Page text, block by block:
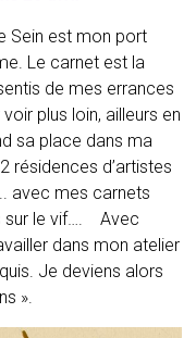
Sein est mon port
Le carnet est la
de mes errances
plus loin, ailleurs en
sa place dans ma
résidences d’artistes
avec mes carnets
sur le vif…. Avec
dans mon atelier
Je deviens alors
».